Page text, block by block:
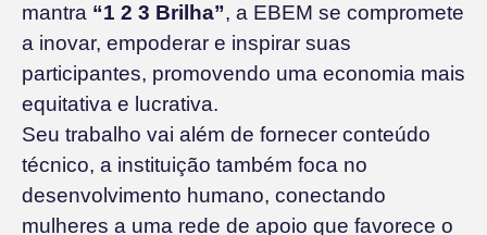
mantra “1 2 3 Brilha”, a EBEM se compromete
a inovar, empoderar e inspirar suas
participantes, promovendo uma economia mais
equitativa e lucrativa.
Seu trabalho vai além de fornecer conteúdo
técnico, a instituição também foca no
desenvolvimento humano, conectando
mulheres a uma rede de apoio que favorece o